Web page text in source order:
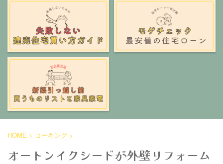
HOME > コーキング >
オートンイクシードが外壁リフォーム